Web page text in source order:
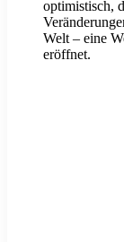
optimistisch,
Welt – eine
eröffnet.